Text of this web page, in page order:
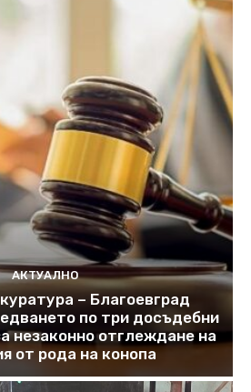
АКТУАЛНО
– Благоевград
по три досъдебни
незаконно отглеждане на
от рода на конопа